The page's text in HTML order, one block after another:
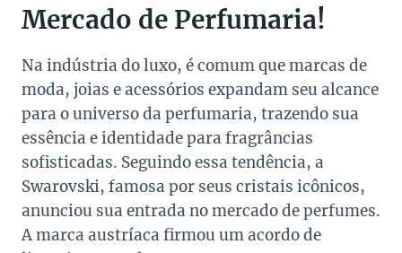
Mercado de Perfumaria!
Na indústria do luxo, é comum que marcas de
moda, joias e acessórios expandam seu alcance
para o universo da perfumaria, trazendo sua
essência e identidade para fragrâncias
sofisticadas. Seguindo essa tendência, a
Swarovski, famosa por seus cristais icônicos,
anunciou sua entrada no mercado de perfumes.
A marca austríaca firmou um acordo de